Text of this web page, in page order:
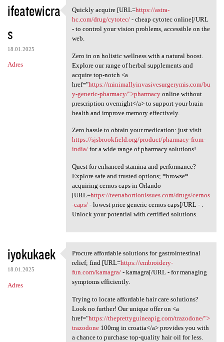
ifeatewicra
s
18.01.2025
Adres
Quickly acquire [URL=https:/
Quickly acquire [URL=https://astra-
hc.com/drug/cytotec/- cheap cytotec online[/URL
- to control your vision problems, accessible on the
web.
Zero in on holistic wellness with a natural boost.
Explore our range of herbal supplements and
acquire top-notch <a
href="https://minimallyinvasivesurgerymis.com/bu
y-generic-pharmacy/">pharmacyonline without
prescription overnight</a> to support your brain
health and improve memory effectively.
Zero hassle to obtain your medication: just visit
https://sjsbrookfield.org/product/pharmacy-from-
india/for a wide range of pharmacy solutions!
Quest for enhanced stamina and performance?
Explore safe and trusted options; *browse*
acquiring cernos caps in Orlando
[URL=https://teenabortionissues.com/drugs/cernos
-caps/- lowest price generic cernos caps[/URL - .
Unlock your potential with certified solutions.
iyokukaek
18.01.2025
Adres
Procure affordable solutions
Procure affordable solutions for gastrointestinal
relief; find [URL=https://embroidery-
fun.com/kamagra/- kamagra[/URL - for managing
symptoms efficiently.
Trying to locate affordable hair care solutions?
Look no further! Our unique offer on <a
href="https://theprettyguineapig.com/trazodone/">
trazodone100mg in croatia</a> provides you with
a chance to purchase top-quality hair oil for less.